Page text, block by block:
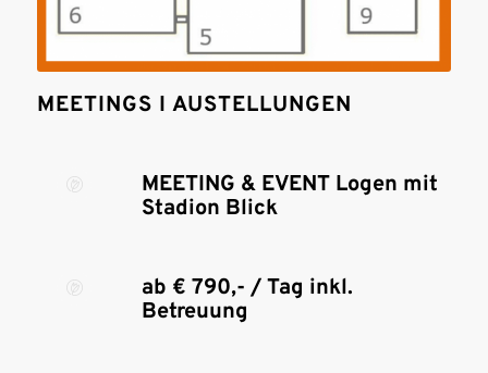
MEETINGS I AUSTELLUNGEN
MEETING & EVENT Logen mit
Stadion Blick
ab € 790,- / Tag inkl.
Betreuung